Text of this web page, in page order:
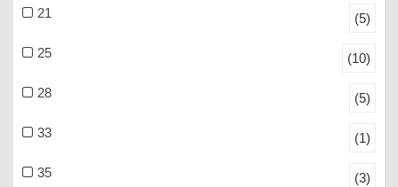
21 (5)
25 (10)
28 (5)
33 (1)
35 (3)